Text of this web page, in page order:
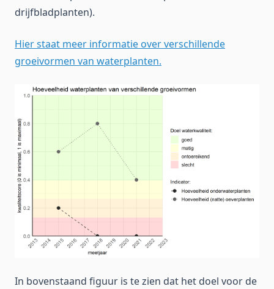
drijfbladplanten).
Hier staat meer informatie over verschillende
groeivormen van waterplanten.
In bovenstaand figuur is te zien dat het doel voor de